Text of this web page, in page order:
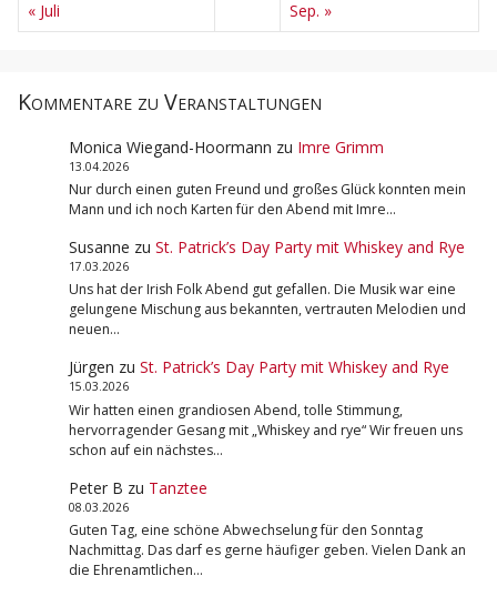
« Juli Sep. »
Kommentare zu Veranstaltungen
Monica Wiegand-Hoormann zu Imre Grimm
13.04.2026
Nur durch einen guten Freund und großes Glück konnten mein
Mann und ich noch Karten für den Abend mit Imre…
Susanne zu St. Patrick’s Day Party mit Whiskey and Rye
17.03.2026
Uns hat der Irish Folk Abend gut gefallen. Die Musik war eine
gelungene Mischung aus bekannten, vertrauten Melodien und
neuen…
Jürgen zu St. Patrick’s Day Party mit Whiskey and Rye
15.03.2026
Wir hatten einen grandiosen Abend, tolle Stimmung,
hervorragender Gesang mit „Whiskey and rye“ Wir freuen uns
schon auf ein nächstes…
Peter B zu Tanztee
08.03.2026
Guten Tag, eine schöne Abwechselung für den Sonntag
Nachmittag. Das darf es gerne häufiger geben. Vielen Dank an
die Ehrenamtlichen…